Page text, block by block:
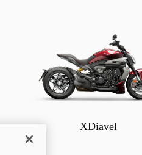
XDiavel